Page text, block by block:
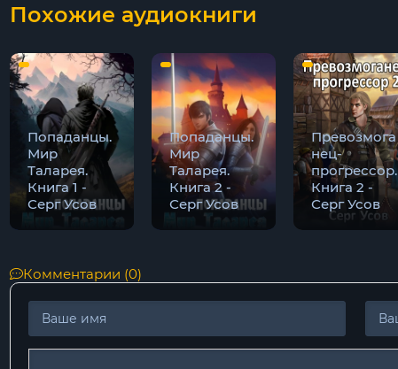
11
12
13
14
15
16
17
18
19
20
Похожие аудиокниги
Попаданцы.
Мир
Таларея.
Книга 1 -
Серг Усов
Попаданцы.
Мир
Таларея.
Книга 2 -
Серг Усов
Превозмога
нец-
прогрессор.
Книга 2 -
Серг Усов
Комментарии (0)